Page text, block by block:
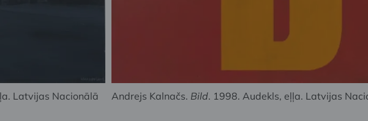
Latvijas Nacionālā
Andrejs Kalnačs. Bild. 1998. Audekls, eļļa. Latvijas